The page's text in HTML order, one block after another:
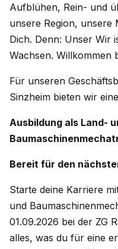
Aufblühen, Rein- und
unsere Region,
Dich. Denn: Unser Wir
Wachsen. Willkommen
Für unseren
Sinzheim bieten wir
Ausbildung als Land-
Bereit für den
Starte deine Karriere
und
01.09.2026 bei der ZG
alles, was du für eine